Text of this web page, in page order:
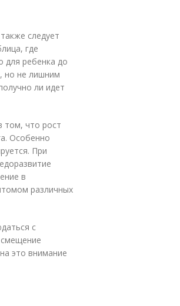
следует
где
для ребенка до
но не лишним
ли идет
том, что рост
Особенно
При
в
различных
с
это внимание